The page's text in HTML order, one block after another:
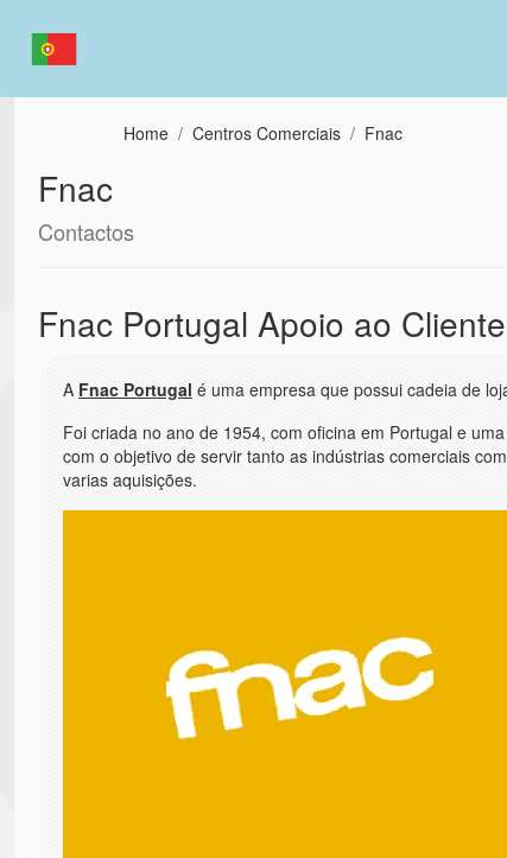
Home Centros Comerciais Fnac
Fnac
Contactos
Fnac Portugal Apoio ao Cliente
A Fnac Portugal é uma empresa que possui cadeia de
Foi criada no ano de 1954, com oficina em Portugal e
com o objetivo de servir tanto as indústrias comerciais
varias aquisições.